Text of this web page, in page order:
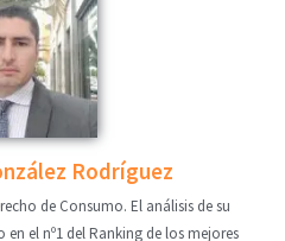
Rodríguez
de Consumo. El análisis de su
el nº1 del Ranking de los mejores